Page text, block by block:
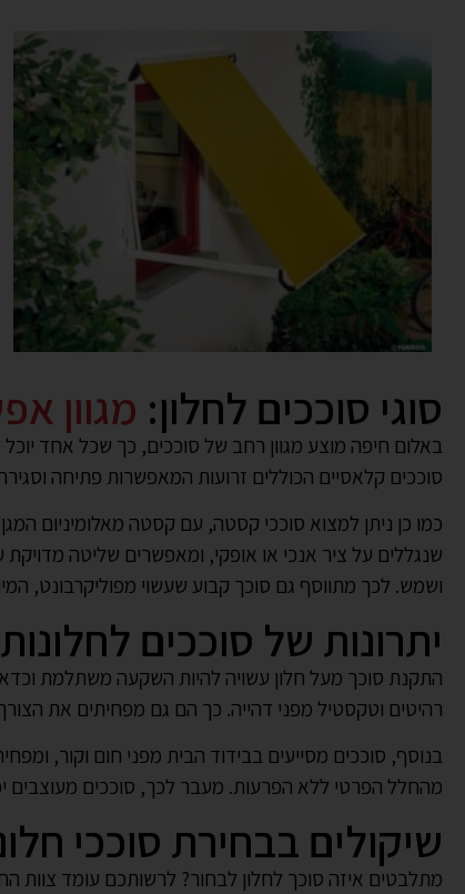
סוגי סוככים לחלון: מגוון
באלום חיפה מוצע מגוון רחב של סוככים, כך שכל אחד
סוככים קלאסיים הכוללים זרועות המאפשרות פתיחה
כמו כן ניתן למצוא סוככי קסטה, עם קסטה מאלומיניום
שנגללים על ציר אנכי או אופקי, ומאפשרים שליטה
ושמש. לכך מתווסף גם סוכך קבוע שעשוי מפוליקרבונט, המיוצר על פי מידת אורך
יתרונות של סוככים
התקנת סוכך מעל חלון עשויה להיות השקעה משתלמת
רהיטים וטקסטיל מפני דהייה. כך הם גם מפחיתים את
בנוסף, סוככים מסייעים בבידוד הבית מפני חום וקור,
מהחלל הפרטי ללא הפרעות. מעבר לכך, סוככים מעוצבים
שיקולים בבחירת סוככי
מתלבטים איזה סוכך לחלון לבחור? לרשותכם עומד צוות